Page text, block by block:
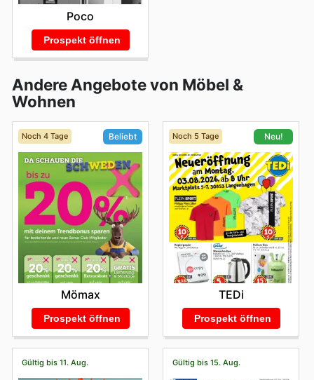
Poco
Prospekt öffnen
Andere Angebote von Möbel &
Wohnen
Noch 4 Tage Beliebt
Mömax
Prospekt öffnen
Noch 5 Tage Neu!
TEDi
Prospekt öffnen
Gültig bis 11. Aug. Gültig bis 15. Aug.